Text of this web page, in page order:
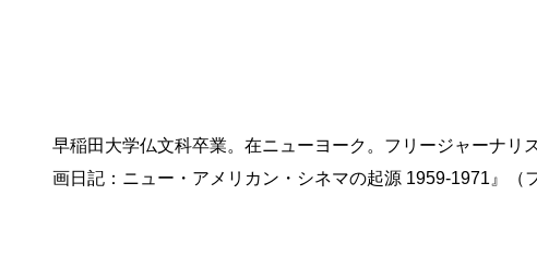
早稲田大学仏文科卒業。在ニューヨーク。フリージャーナ
画日記：ニュー・アメリカン・シネマの起源 1959-1971』（